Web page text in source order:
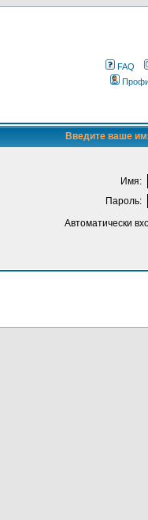
FAQ
Введите ваше
Имя:
Пароль:
Автоматически